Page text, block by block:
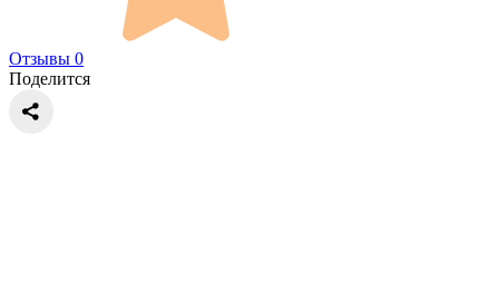
Отзывы 0
Поделится